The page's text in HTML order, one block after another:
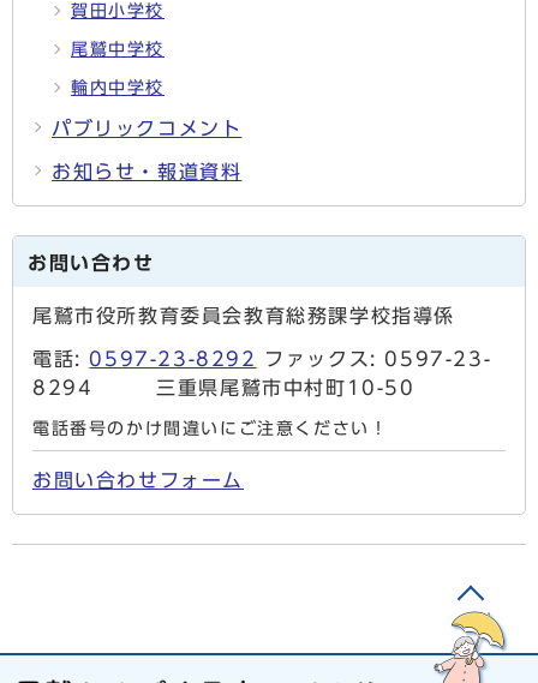
賀田小学校
尾鷲中学校
輪内中学校
パブリックコメント
お知らせ・報道資料
お問い合わせ
尾鷲市役所教育委員会教育総務課学校指導係
電話: 0597-23-8292
ファックス: 0597-23-
8294 三重県尾鷲市中村町10-50
電話番号のかけ間違いにご注意ください！
お問い合わせフォーム